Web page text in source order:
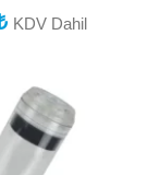
KDV Dahil